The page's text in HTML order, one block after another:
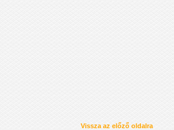
Vissza az előző oldalra